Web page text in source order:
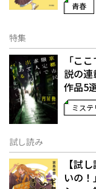
青春
特集
「こ
説の連
作品5
ミステ
試し読み
【試
いの